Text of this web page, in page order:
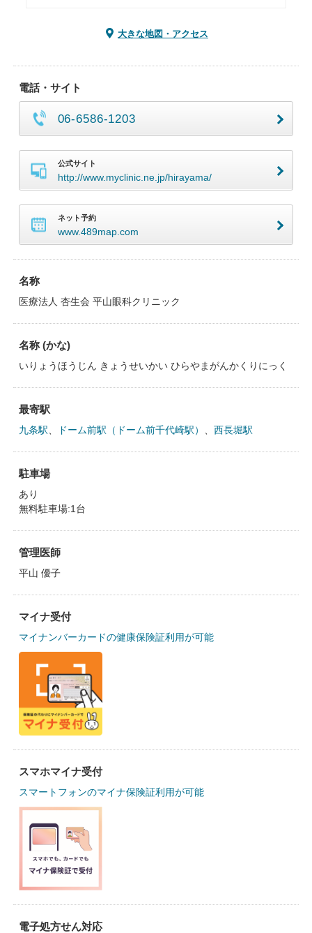
大きな地図・アクセス
電話・サイト
06-6586-1203
公式サイト
http://www.myclinic.ne.jp/hirayama/
ネット予約
www.489map.com
名称
医療法人 杏生会 平山眼科クリニック
名称 (かな)
いりょうほうじん きょうせいかい ひらやまがんかくりにっく
最寄駅
九条駅 ドーム前駅（ドーム前千代崎駅） 西長堀駅
駐車場
あり
無料駐車場:1台
管理医師
平山 優子
マイナ受付
マイナンバーカードの健康保険証利用が可能
スマホマイナ受付
スマートフォンのマイナ保険証利用が可能
電子処方せん対応